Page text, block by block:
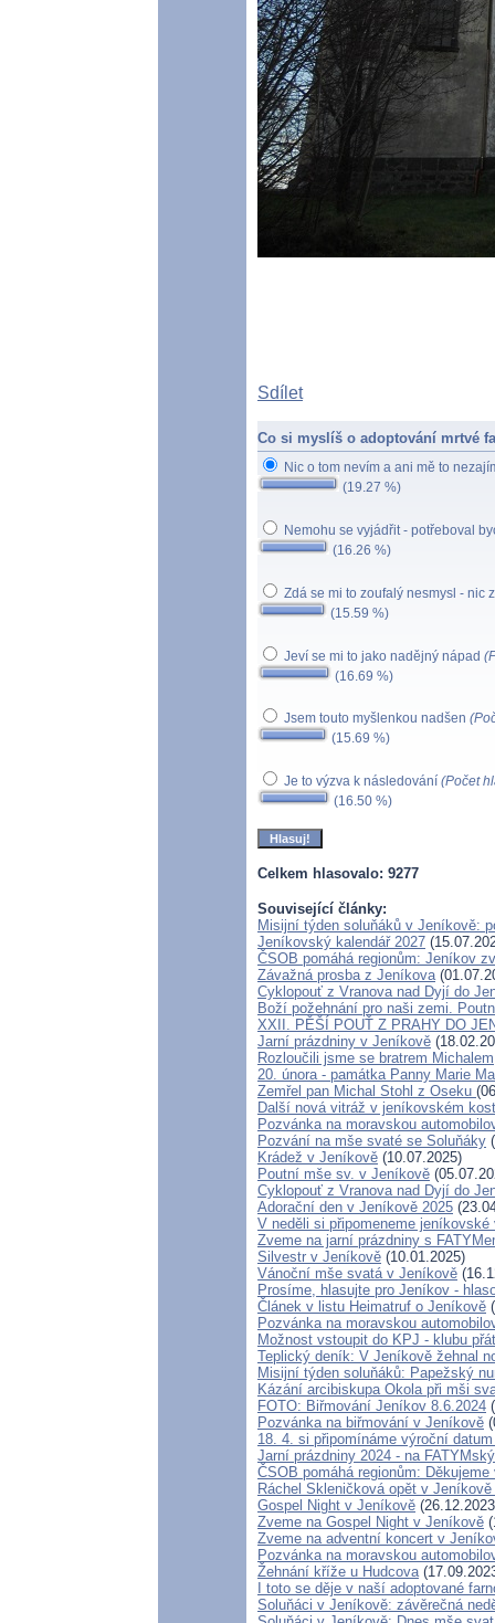
Sdílet
Co si myslíš o adoptování mrtvé
Nic o tom nevím a ani mě to
(19.27 %)
Nemohu se vyjádřit - potřeboval
(16.26 %)
Zdá se mi to zoufalý nesmysl - nic
(15.59 %)
Jeví se mi to jako nadějný nápad
(16.69 %)
Jsem touto myšlenkou nadšen
(15.69 %)
Je to výzva k následování (Počet
(16.50 %)
Celkem hlasovalo: 9277
Související články:
Misijní týden soluňáků v Jeníkově:
Jeníkovský kalendář 2027
ČSOB pomáhá regionům: Jeníkov
Závažná prosba z Jeníkova
Cyklopouť z Vranova nad Dyjí do
Boží požehnání pro naši zemi.
XXII. PĚŠÍ POUŤ Z PRAHY DO
Jarní prázdniny v Jeníkově
Rozloučili jsme se bratrem Michalem
20. února - památka Panny Marie
Zemřel pan Michal Stohl z Oseku
Další nová vitráž v jeníkovském
Pozvánka na moravskou
Pozvání na mše svaté se Soluňáky
Krádež v Jeníkově (10.07.2025)
Poutní mše sv. v Jeníkově
Cyklopouť z Vranova nad Dyjí do
Adorační den v Jeníkově 2025
V neděli si připomeneme jeníkovské
Zveme na jarní prázdniny s
Silvestr v Jeníkově (10.01.2025)
Vánoční mše svatá v Jeníkově
Prosíme, hlasujte pro Jeníkov -
Článek v listu Heimatruf o Jeníkově
Pozvánka na moravskou
Možnost vstoupit do KPJ - klubu
Teplický deník: V Jeníkově žehnal
Misijní týden soluňáků: Papežský
Kázání arcibiskupa Okola při mši
FOTO: Biřmování Jeníkov 8.6.2024
Pozvánka na biřmování v Jeníkově
18. 4. si připomínáme výroční
Jarní prázdniny 2024 - na
ČSOB pomáhá regionům: Děkujeme
Ráchel Skleničková opět v
Gospel Night v Jeníkově
Zveme na Gospel Night v Jeníkově
Zveme na adventní koncert v
Pozvánka na moravskou
Žehnání kříže u Hudcova
I toto se děje v naší adoptované
Soluňáci v Jeníkově: závěrečná